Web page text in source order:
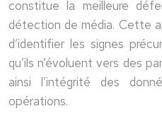
constitue la meilleure
détection de média. Cette
d’identifier les signes
qu’ils n’évoluent vers des
ainsi l’intégrité des
opérations.